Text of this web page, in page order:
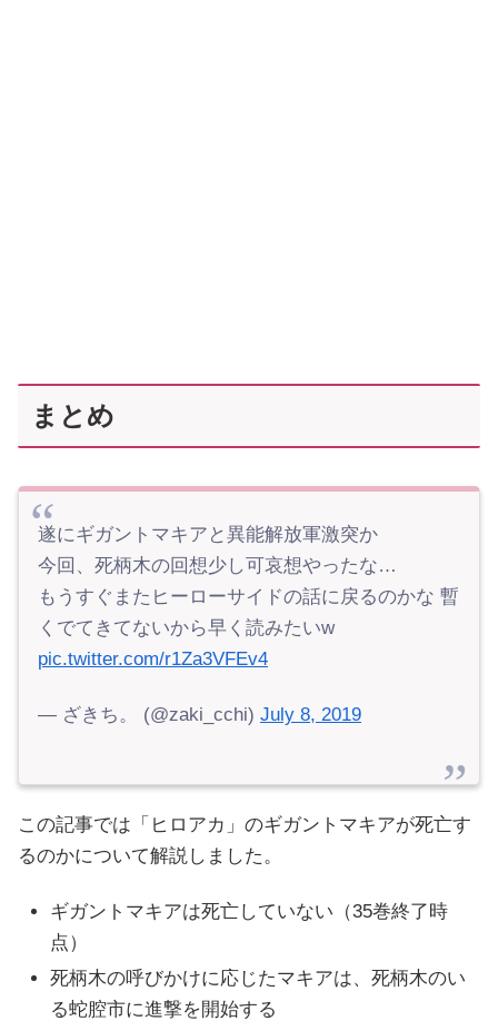
まとめ
遂にギガントマキアと異能解放軍激突か
今回、死柄木の回想少し可哀想やったな…
もうすぐまたヒーローサイドの話に戻るのかな 暫
くでてきてないから早く読みたいw
pic.twitter.com/r1Za3VFEv4
— ざきち。 (@zaki_cchi) July 8, 2019
この記事では「ヒロアカ」のギガントマキアが死亡す
るのかについて解説しました。
ギガントマキアは死亡していない（35巻終了時
点）
死柄木の呼びかけに応じたマキアは、死柄木のい
る蛇腔市に進撃を開始する